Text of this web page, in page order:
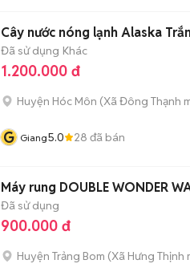
Cây nước nóng lạnh Alaska
Đã sử dụng Khác
1.200.000 đ
Huyện Hóc Môn (Xã Đông Thạnh
G Giang5.0 28 đã bán
Máy rung DOUBLE WONDER
Đã sử dụng
900.000 đ
Huyện Trảng Bom (Xã Hưng Thịnh